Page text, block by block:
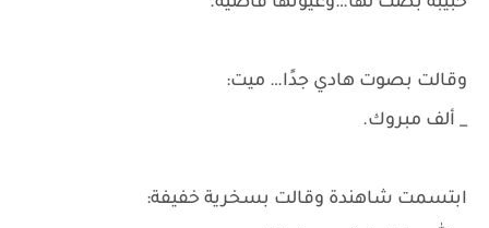
وقالت بصوت هادي جدًا… ميت:
_ ألف مبروك.
ابتسمت شاهندة وقالت بسخرية خفيفة: